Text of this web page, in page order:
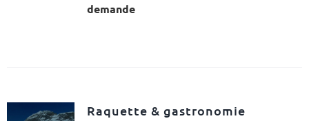
demande
Raquette & gastronomie